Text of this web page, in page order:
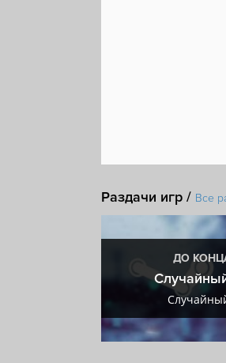
Раздачи игр / Все
ДО